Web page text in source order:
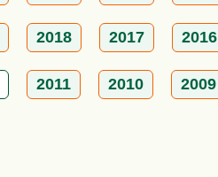
2018 2017 2016
2011 2010 2009